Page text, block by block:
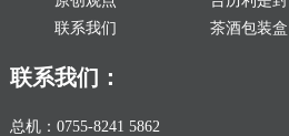
联系我们
茶酒包装盒
联系我们：
总机：0755-8241 5862